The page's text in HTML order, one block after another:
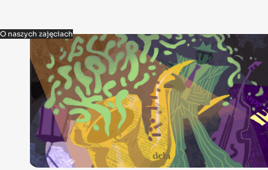
O naszych zajęciach